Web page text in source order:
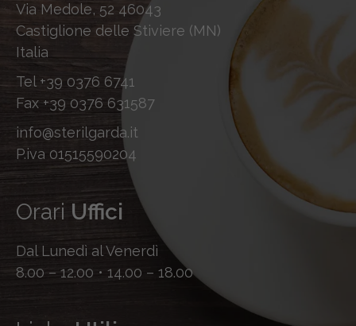
Via Medole, 52 46043
Castiglione delle Stiviere (MN)
Italia
Tel +39 0376 6741
Fax +39 0376 631587
info@sterilgarda.it
P.iva 01515590204
Orari Uffici
Dal Lunedì al Venerdì
8.00 – 12.00 • 14.00 – 18.00